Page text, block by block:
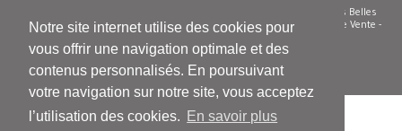
Notre site internet utilise des cookies pour
vous offrir une navigation optimale et des
contenus personnalisés. En poursuivant
votre navigation sur notre site, vous acceptez
l’utilisation des cookies.
En savoir plus
© Le Bruit du temps - Siren 504 585 332 - Diffusion/distribution : Les Belles
Lettres - Tel. 01 43 29 62 50 -Nous contacter-Conditions Générales de Vente -
Vie privée et confidentialité - Cookies